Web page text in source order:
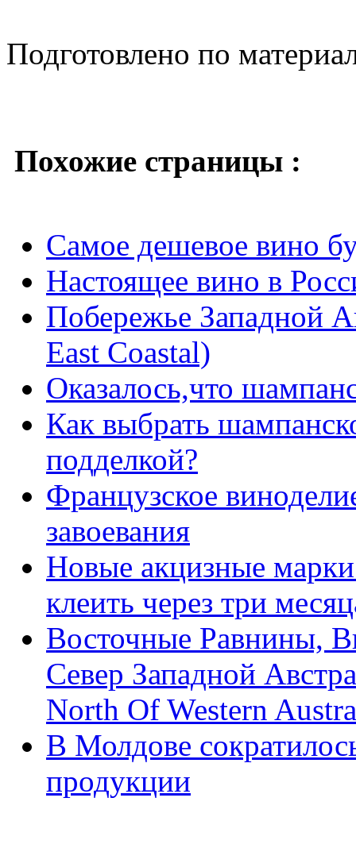
Подготовлено по
Похожие страницы :
Самое дешевое вино
Настоящее вино в
Побережье Западной
East Coastal)
Оказалось,что
Как выбрать
подделкой?
Французское
завоевания
Новые акцизные
клеить через три
Восточные Равнины,
Север Западной
North Of Western
В Молдове
продукции